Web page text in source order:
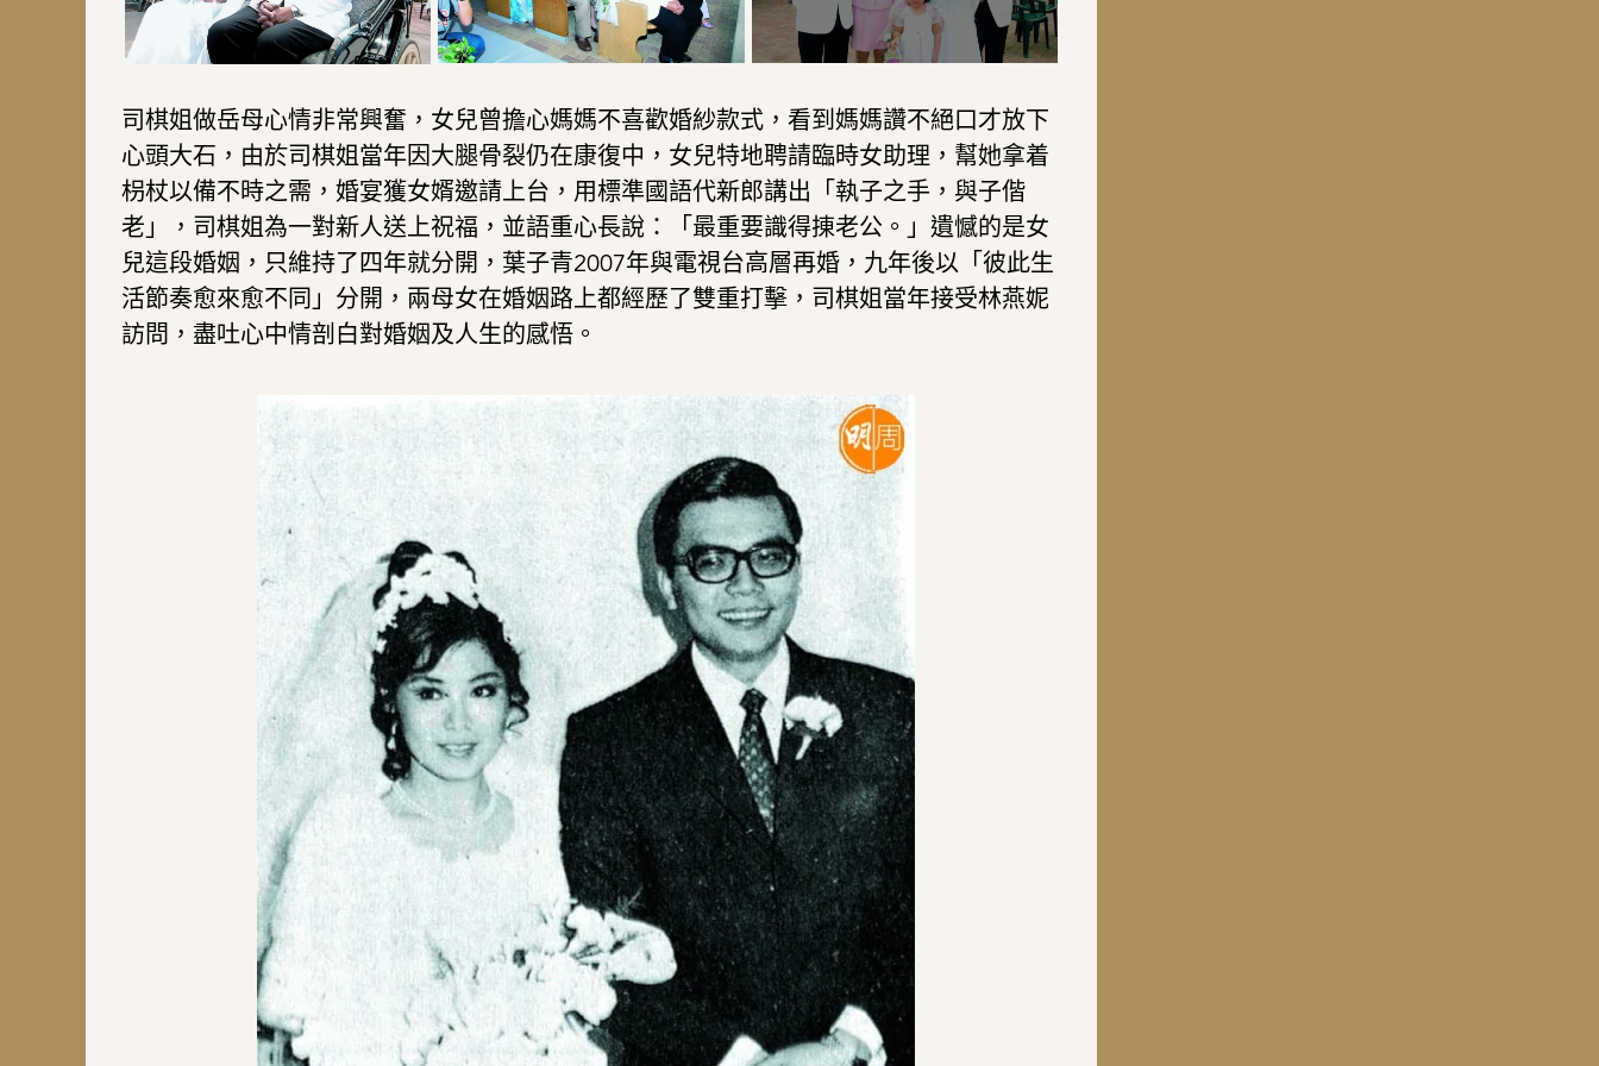
司棋姐做岳母心情非常興奮，女兒曾擔心媽媽不喜歡婚紗款式，看到媽媽讚不絕口才放下
心頭大石，由於司棋姐當年因大腿骨裂仍在康復中，女兒特地聘請臨時女助理，幫她拿着
枴杖以備不時之需，婚宴獲女婿邀請上台，用標準國語代新郎講出「執子之手，與子偕
老」，司棋姐為一對新人送上祝福，並語重心長說：「最重要識得㨂老公。」遺憾的是女
兒這段婚姻，只維持了四年就分開，葉子青2007年與電視台高層再婚，九年後以「彼此生
活節奏愈來愈不同」分開，兩母女在婚姻路上都經歷了雙重打擊，司棋姐當年接受林燕妮
訪問，盡吐心中情剖白對婚姻及人生的感悟。